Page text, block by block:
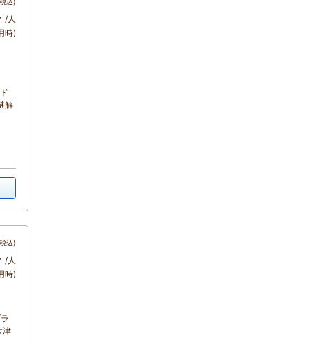
/人
時)
解
込)
/人
時)
津